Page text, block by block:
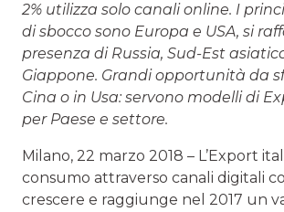
2% utilizza solo canali online. I
di sbocco sono Europa e USA, si
presenza di Russia, Sud-Est
Giappone. Grandi opportunità da
Cina o in Usa: servono modelli di
per Paese e settore.
Milano, 22 marzo 2018 – L’Export
consumo attraverso canali digitali
crescere e raggiunge nel 2017 un